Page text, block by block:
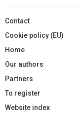
Contact
Cookie policy (EU)
Home
Our authors
Partners
To register
Website index